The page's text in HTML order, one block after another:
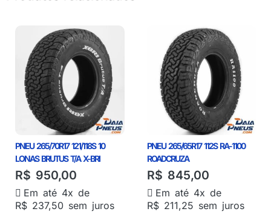
PNEU 265/70R17 121/118S 10
LONAS BRUTUS T/A X-BRI
R$ 950,00
Em até 4x de
R$ 237,50 sem juros
PNEU 265/65R17 112S RA-1100
ROADCRUZA
R$ 845,00
Em até 4x de
R$211,25 sem juros